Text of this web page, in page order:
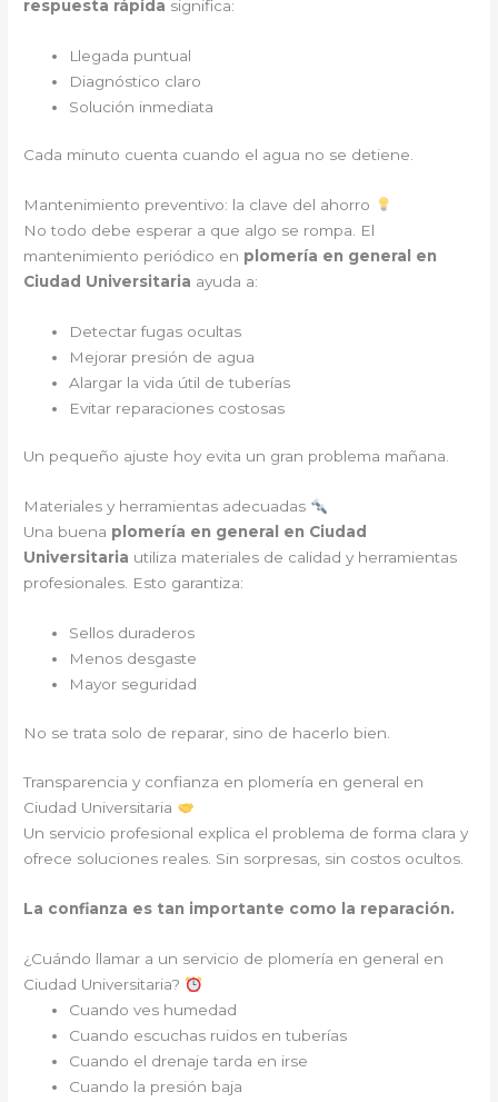
respuesta rápida significa:
Llegada puntual
Diagnóstico claro
Solución inmediata
Cada minuto cuenta cuando el agua no se detiene.
Mantenimiento preventivo: la clave del ahorro
No todo debe esperar a que algo se rompa. El
mantenimiento periódico en plomería en general en
Ciudad Universitaria ayuda a:
Detectar fugas ocultas
Mejorar presión de agua
Alargar la vida útil de tuberías
Evitar reparaciones costosas
Un pequeño ajuste hoy evita un gran problema mañana.
Materiales y herramientas adecuadas
Una buena plomería en general en Ciudad
Universitaria utiliza materiales de calidad y herramientas
profesionales. Esto garantiza:
Sellos duraderos
Menos desgaste
Mayor seguridad
No se trata solo de reparar, sino de hacerlo bien.
Transparencia y confianza en plomería en general en
Ciudad Universitaria
Un servicio profesional explica el problema de forma clara y
ofrece soluciones reales. Sin sorpresas, sin costos ocultos.
La confianza es tan importante como la reparación.
¿Cuándo llamar a un servicio de plomería en general en
Ciudad Universitaria?
Cuando ves humedad
Cuando escuchas ruidos en tuberías
Cuando el drenaje tarda en irse
Cuando la presión baja